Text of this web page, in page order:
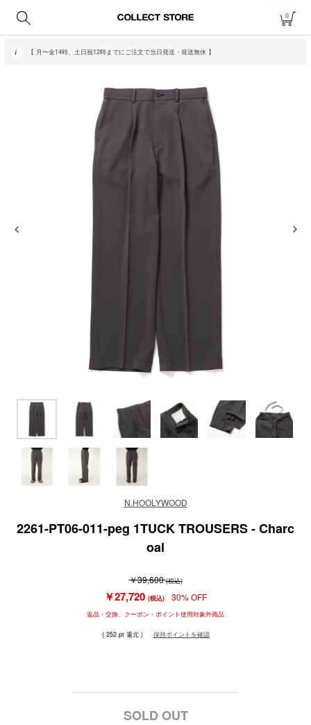
0
【 月〜金14時、土日祝12時までにご注文で当日発送・発送無休 】
N.HOOLYWOOD
2261-PT06-011-peg 1TUCK TROUSERS - Charc
oal
￥39,600(税込)
￥27,720 (税込) 30% OFF
返品・交換、クーポン・ポイント使用対象外商品
( 252 pt 還元 ) 保持ポイントを確認
SOLD OUT